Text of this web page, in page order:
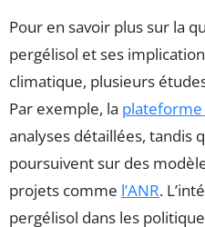
Pour en savoir plus sur la
pergélisol et ses
climatique, plusieurs
Par exemple, la
analyses détaillées, tandis
poursuivent sur des
projets comme l’ANR.
pergélisol dans les